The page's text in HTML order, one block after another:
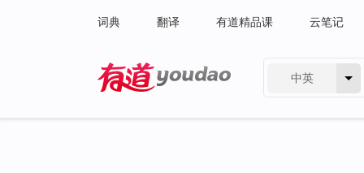
词典 翻译 有道精品课 云笔记
中英